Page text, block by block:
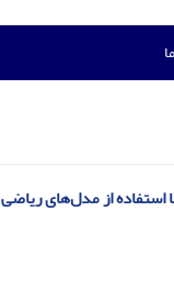
از مدل‌های ریاضی